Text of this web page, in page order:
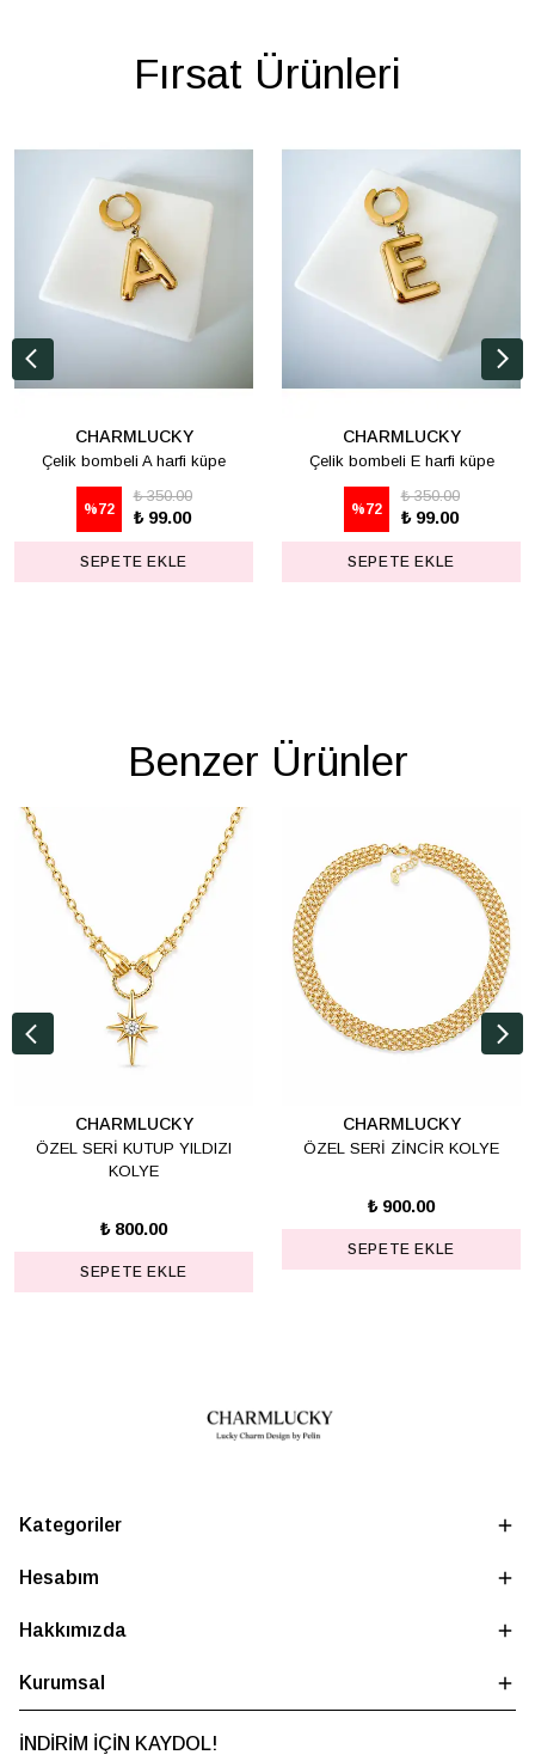
Fırsat Ürünleri
CHARMLUCKY
Çelik bombeli A harfi küpe
%72
₺ 350.00
₺ 99.00
SEPETE EKLE
CHARMLUCKY
Çelik bombeli E harfi küpe
%72
₺ 350.00
₺ 99.00
SEPETE EKLE
Benzer Ürünler
CHARMLUCKY
ÖZEL SERİ KUTUP YILDIZI
KOLYE
₺ 800.00
SEPETE EKLE
CHARMLUCKY
ÖZEL SERİ ZİNCİR KOLYE
₺ 900.00
SEPETE EKLE
Kategoriler
Hesabım
Hakkımızda
Kurumsal
İNDİRİM İÇİN KAYDOL!